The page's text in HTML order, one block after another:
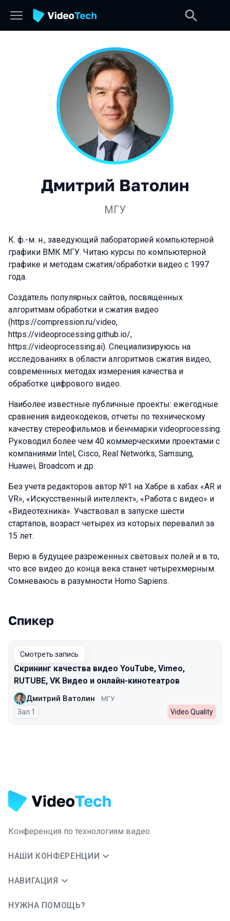
Дмитрий Ватолин
МГУ
К. ф.-м. н., заведующий лабораторией компьютерной
графики ВМК МГУ. Читаю курсы по компьютерной
графике и методам сжатия/обработки видео с 1997
года.
Создатель популярных сайтов, посвященных
алгоритмам обработки и сжатия видео
(https://compression.ru/video,
https://videoprocessing.github.io/,
https://videoprocessing.ai). Специализируюсь на
исследованиях в области алгоритмов сжатия видео,
современных методах измерения качества и
обработке цифрового видео.
Наиболее известные публичные проекты: ежегодные
сравнения видеокодеков, отчеты по техническому
качеству стереофильмов и бенчмарки videoprocessing.
Руководил более чем 40 коммерческими проектами с
компаниями Intel, Cisco, Real Networks, Samsung,
Huawei, Broadcom и др.
Без учета редакторов автор №1 на Хабре в хабах «AR и
VR», «Искусственный интеллект», «Работа с видео» и
«Видеотехника». Участвовал в запуске шести
стартапов, возраст четырех из которых перевалил за
15 лет.
Верю в будущее разреженных световых полей и в то,
что все видео до конца века станет четырехмерным.
Сомневаюсь в разумности Homo Sapiens.
Выступления в сезоне 2025
Спикер
Смотреть запись
Скрининг качества видео YouTube, Vimeo,
RUTUBE, VK Видео и онлайн-кинотеатров
Дмитрий Ватолин МГУ
Зал 1 Video Quality
Конференция по технологиям видео
НАШИ КОНФЕРЕНЦИИ
НАВИГАЦИЯ
НУЖНА ПОМОЩЬ?